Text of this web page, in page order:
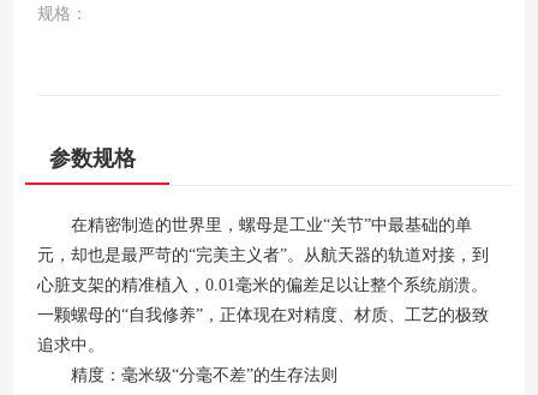
规格：
参数规格
在精密制造的世界里，螺母是工业“关节”中最基础的单
元，却也是最严苛的“完美主义者”。从航天器的轨道对接，到
心脏支架的精准植入，0.01毫米的偏差足以让整个系统崩溃。
一颗螺母的“自我修养”，正体现在对精度、材质、工艺的极致
追求中。
精度：毫米级“分毫不差”的生存法则